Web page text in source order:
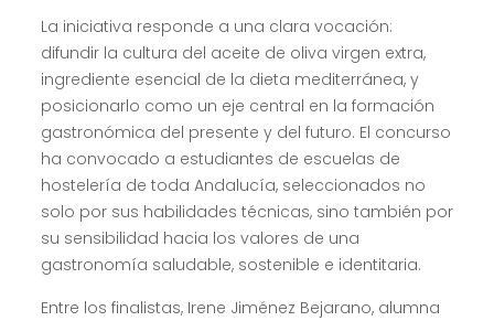
La iniciativa responde a una clara vocación:
difundir la cultura del aceite de oliva virgen extra,
ingrediente esencial de la dieta mediterránea, y
posicionarlo como un eje central en la formación
gastronómica del presente y del futuro. El concurso
ha convocado a estudiantes de escuelas de
hostelería de toda Andalucía, seleccionados no
solo por sus habilidades técnicas, sino también por
su sensibilidad hacia los valores de una
gastronomía saludable, sostenible e identitaria.
Entre los finalistas, Irene Jiménez Bejarano, alumna